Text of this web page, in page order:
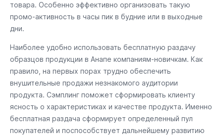
товара. Особенно эффективно организовать такую
промо-активность в часы пик в будние или в выходные
дни.
Наиболее удобно использовать бесплатную раздачу
образцов продукции в Анапе компаниям-новичкам. Как
правило, на первых порах трудно обеспечить
внушительные продажи незнакомого аудитории
продукта. Сэмплинг поможет сформировать клиенту
ясность о характеристиках и качестве продукта. Именно
бесплатная раздача сформирует определенный пул
покупателей и поспособствует дальнейшему развитию